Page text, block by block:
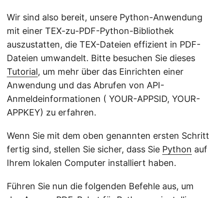
Wir sind also bereit, unsere Python-Anwendung
mit einer TEX-zu-PDF-Python-Bibliothek
auszustatten, die TEX-Dateien effizient in PDF-
Dateien umwandelt. Bitte besuchen Sie dieses
Tutorial, um mehr über das Einrichten einer
Anwendung und das Abrufen von API-
Anmeldeinformationen ( YOUR-APPSID, YOUR-
APPKEY) zu erfahren.
Wenn Sie mit dem oben genannten ersten Schritt
fertig sind, stellen Sie sicher, dass Sie Python auf
Ihrem lokalen Computer installiert haben.
Führen Sie nun die folgenden Befehle aus, um